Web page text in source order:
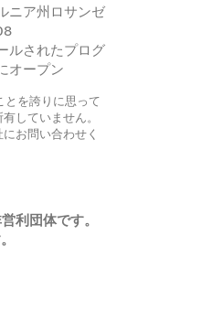
ラ
ニア州ロサンゼ
ルされたプログ
オープン
とを誇りに思って
していません。
お問い合わせく
利団体です。